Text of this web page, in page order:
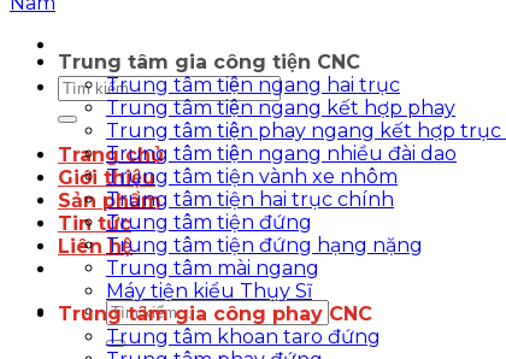
Tìm
kiếm:
Trang chủ
Giới thiệu
Sản phẩm
Tin tức
Liên hệ
Tìm
kiếm:
Trung tâm gia công tiện CNC
Trung tâm tiện ngang hai trục
Trung tâm tiện ngang kết hợp phay
Trung tâm tiện phay ngang kết hợp trục
Trung tâm tiện ngang nhiều đài dao
Trung tâm tiện vành xe nhôm
Trung tâm tiện hai trục chính
Trung tâm tiện đứng
Trung tâm tiện đứng hạng nặng
Trung tâm mài ngang
Máy tiện kiểu Thụy Sĩ
Trung tâm gia công phay CNC
Trung tâm khoan taro đứng